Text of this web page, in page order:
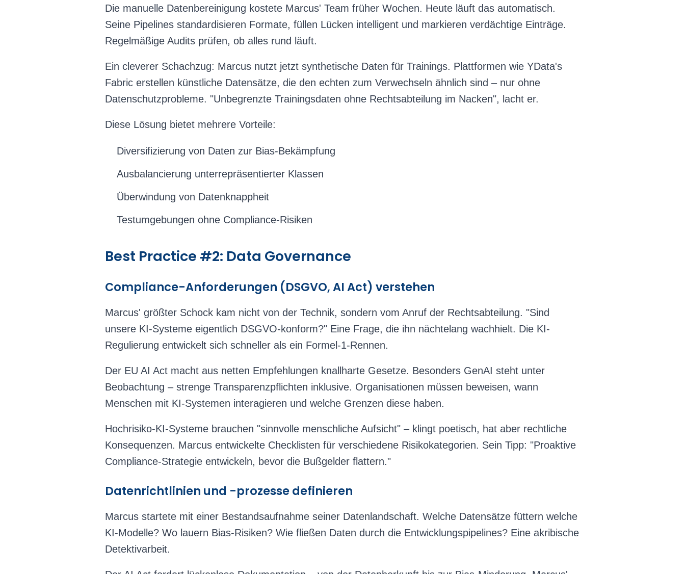
Die manuelle Datenbereinigung kostete Marcus' Team früher Wochen. Heute läuft das automatisch.
Seine Pipelines standardisieren Formate, füllen Lücken intelligent und markieren verdächtige Einträge.
Regelmäßige Audits prüfen, ob alles rund läuft.
Ein cleverer Schachzug: Marcus nutzt jetzt synthetische Daten für Trainings. Plattformen wie YData's
Fabric erstellen künstliche Datensätze, die den echten zum Verwechseln ähnlich sind – nur ohne
Datenschutzprobleme. "Unbegrenzte Trainingsdaten ohne Rechtsabteilung im Nacken", lacht er.
Diese Lösung bietet mehrere Vorteile:
Diversifizierung von Daten zur Bias-Bekämpfung
Ausbalancierung unterrepräsentierter Klassen
Überwindung von Datenknappheit
Testumgebungen ohne Compliance-Risiken
Best Practice #2: Data Governance
Compliance-Anforderungen (DSGVO, AI Act) verstehen
Marcus' größter Schock kam nicht von der Technik, sondern vom Anruf der Rechtsabteilung. "Sind
unsere KI-Systeme eigentlich DSGVO-konform?" Eine Frage, die ihn nächtelang wachhielt. Die KI-
Regulierung entwickelt sich schneller als ein Formel-1-Rennen.
Der EU AI Act macht aus netten Empfehlungen knallharte Gesetze. Besonders GenAI steht unter
Beobachtung – strenge Transparenzpflichten inklusive. Organisationen müssen beweisen, wann
Menschen mit KI-Systemen interagieren und welche Grenzen diese haben.
Hochrisiko-KI-Systeme brauchen "sinnvolle menschliche Aufsicht" – klingt poetisch, hat aber rechtliche
Konsequenzen. Marcus entwickelte Checklisten für verschiedene Risikokategorien. Sein Tipp: "Proaktive
Compliance-Strategie entwickeln, bevor die Bußgelder flattern."
Datenrichtlinien und -prozesse definieren
Marcus startete mit einer Bestandsaufnahme seiner Datenlandschaft. Welche Datensätze füttern welche
KI-Modelle? Wo lauern Bias-Risiken? Wie fließen Daten durch die Entwicklungspipelines? Eine akribische
Detektivarbeit.